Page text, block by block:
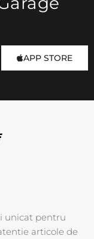
APP STORE
unicat pentru
articole de